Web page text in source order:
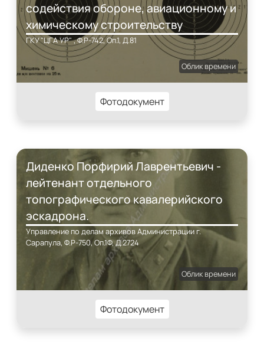
содействия обороне, авиационному и
химическому строительству
ГКУ "ЦГА УР" , Ф.Р-742, Оп.1, Д.81
Облик времени
Фотодокумент
Диденко Порфирий Лаврентьевич -
лейтенант отдельного
топографического кавалерийского
эскадрона.
Управление по делам архивов Администрации г.
Сарапула, Ф.Р-750, Оп.1Ф, Д.2724
Облик времени
Фотодокумент